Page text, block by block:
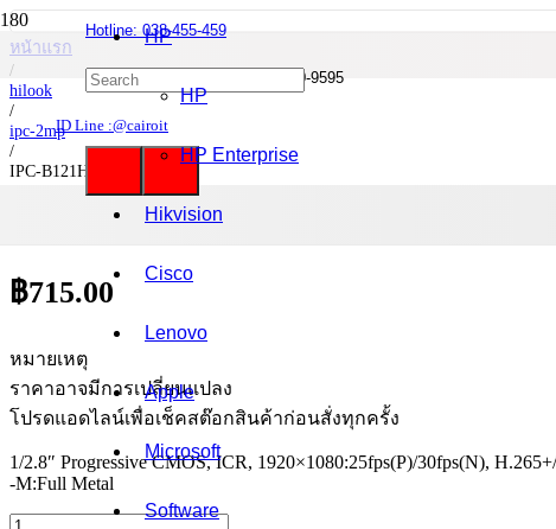
Hotline: 038-455-459
Mobile : 085-0844-555 / 090-980-9595
ID Line :@cairoit
HP
HP
HP Enterprise
Hikvision
Cisco
Lenovo
Apple
Microsoft
Software
หน้าแรก
/
hilook
/
ipc-2mp
/
IPC-B121H-M
IPC-B121H-M
฿715.00
หมายเหตุ
ราคาอาจมีการเปลี่ยนแปลง
โปรดแอดไลน์เพื่อเช็คสต๊อกสินค้าก่อนสั่งทุกครั้ง
1/2.8″ Progressive CMOS, ICR, 1920×1080:25fps(P)/30fps(N),
-M:Full Metal